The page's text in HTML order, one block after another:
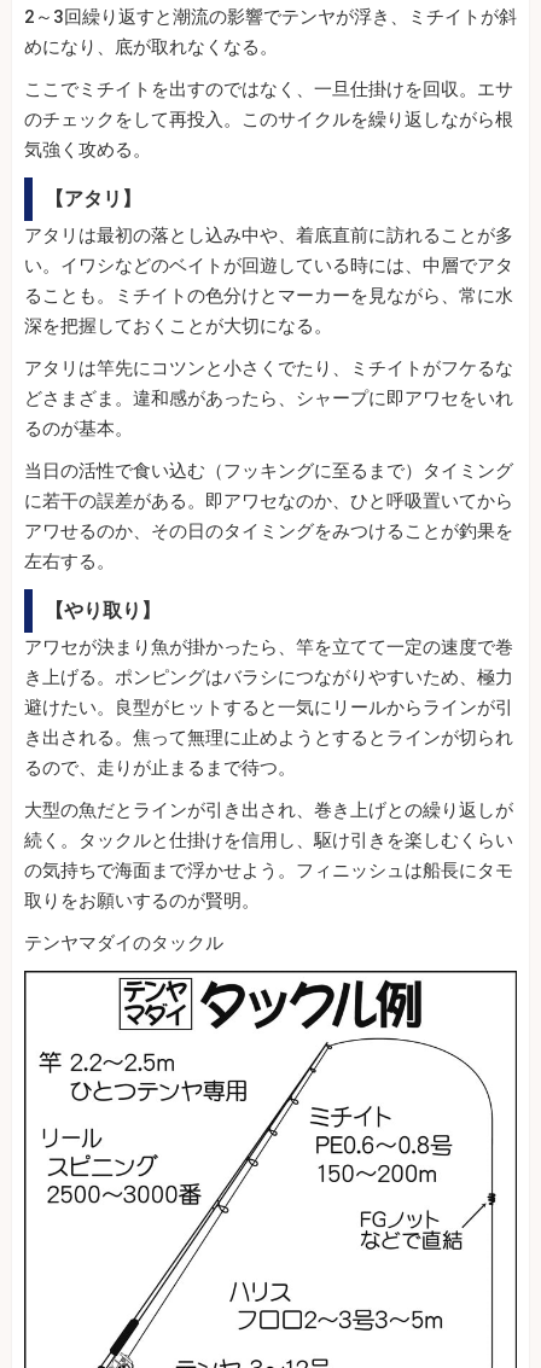
2～3回繰り返すと潮流の影響でテンヤが浮き、ミチイトが斜
めになり、底が取れなくなる。
ここでミチイトを出すのではなく、一旦仕掛けを回収。エサ
のチェックをして再投入。このサイクルを繰り返しながら根
気強く攻める。
【アタリ】
アタリは最初の落とし込み中や、着底直前に訪れることが多
い。イワシなどのベイトが回遊している時には、中層でアタ
ることも。ミチイトの色分けとマーカーを見ながら、常に水
深を把握しておくことが大切になる。
アタリは竿先にコツンと小さくでたり、ミチイトがフケるな
どさまざま。違和感があったら、シャープに即アワセをいれ
るのが基本。
当日の活性で食い込む（フッキングに至るまで）タイミング
に若干の誤差がある。即アワセなのか、ひと呼吸置いてから
アワせるのか、その日のタイミングをみつけることが釣果を
左右する。
【やり取り】
アワセが決まり魚が掛かったら、竿を立てて一定の速度で巻
き上げる。ポンピングはバラシにつながりやすいため、極力
避けたい。良型がヒットすると一気にリールからラインが引
き出される。焦って無理に止めようとするとラインが切られ
るので、走りが止まるまで待つ。
大型の魚だとラインが引き出され、巻き上げとの繰り返しが
続く。タックルと仕掛けを信用し、駆け引きを楽しむくらい
の気持ちで海面まで浮かせよう。フィニッシュは船長にタモ
取りをお願いするのが賢明。
テンヤマダイのタックル